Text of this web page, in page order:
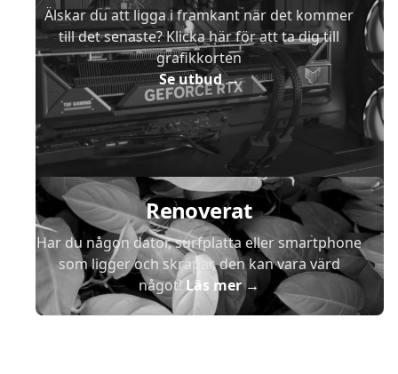
Älskar du att ligga i framkant när det kommer
till det senaste? Klicka här för att ta dig till
grafikkorten
Se utbud→
Renoverat
Har du någon dator, surfplatta eller smartphone
som ligger och skräpar, den kan vara värd
något!Läs mer→